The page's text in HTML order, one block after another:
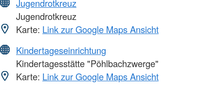
Jugendrotkreuz
Jugendrotkreuz
Karte: Link zur Google Maps Ansicht
Kindertageseinrichtung
Kindertagesstätte "Pöhlbachzwerge"
Karte: Link zur Google Maps Ansicht